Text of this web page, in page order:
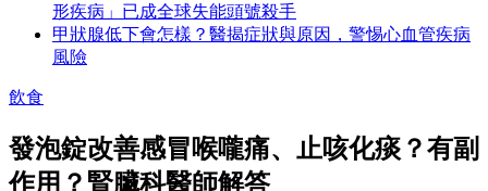
形疾病」已成全球失能頭號殺手
甲狀腺低下會怎樣？醫揭症狀與原因，警惕心血管疾病
風險
飲食
發泡錠改善感冒喉嚨痛、止咳化痰？有副
作用？腎臟科醫師解答